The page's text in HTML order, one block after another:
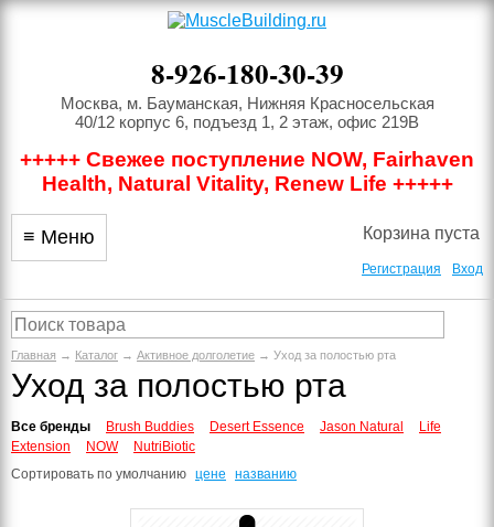
8-926-180-30-39
Москва, м. Бауманская, Нижняя Красносельская
40/12 корпус 6, подъезд 1, 2 этаж, офис 219В
+++++ Свежее поступление NOW, Fairhaven
Health, Natural Vitality, Renew Life +++++
≡ Меню Корзина пуста
Регистрация Вход
Главная → Каталог → Активное долголетие → Уход за полостью рта
Уход за полостью рта
Все бренды Brush Buddies Desert Essence Jason Natural
Life
Extension
NOW
NutriBiotic
Сортировать по умолчанию цене названию